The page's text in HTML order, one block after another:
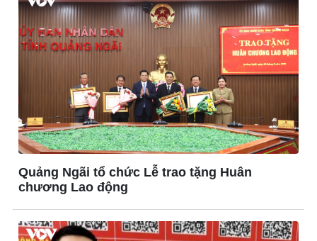
Xe máy
Doanh nghiệp
Thông tin doanh nghiệp
Doanh nghiệp 24h
Doanh nhân
Vì cộng đồng
Quảng Ngãi tổ chức Lễ trao tặng Huân
chương Lao động